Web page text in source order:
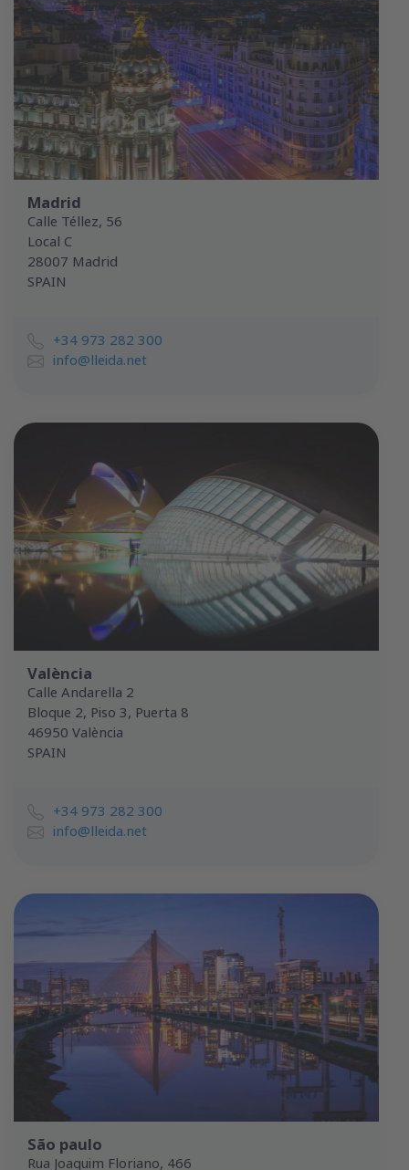
Madrid
Calle Téllez, 56
Local C
28007 Madrid
SPAIN
+34 973 282 300
info@lleida.net
València
Calle Andarella 2
Bloque 2, Piso 3, Puerta 8
46950 València
SPAIN
+34 973 282 300
info@lleida.net
São paulo
Rua Joaquim Floriano, 466